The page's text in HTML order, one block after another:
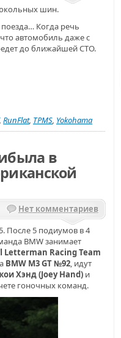
шин.
Когда речь
автомобиль даже с
до ближайшей СТО.
, RunFlat, TPMS, Yokohama
в
Нет комментариев
После 5 подиумов в 4
BMW занимает
Letterman Racing Team
BMW M3 GT №92, идут
Хэнд (Joey Hand) и
гоночных команд.